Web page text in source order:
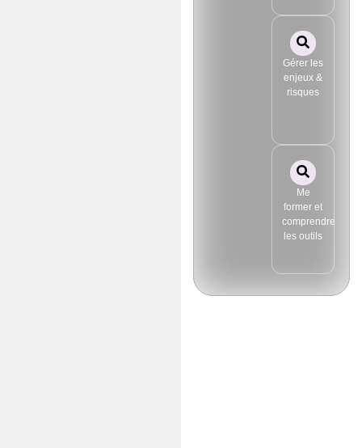
Gérer les
enjeux &
risques
Me
former et
comprendre
les outils